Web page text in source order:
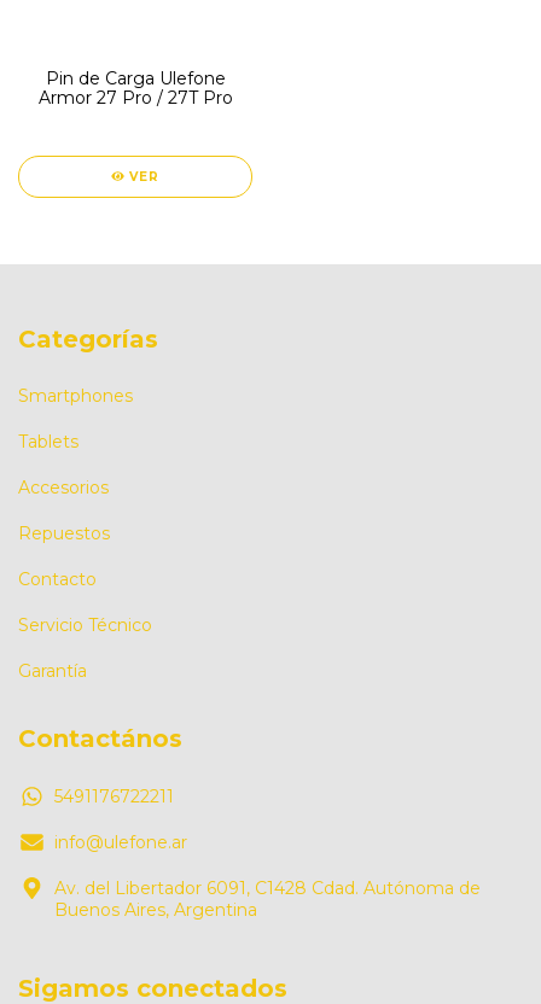
Pin de Carga Ulefone
Armor 27 Pro / 27T Pro
VER
Categorías
Smartphones
Tablets
Accesorios
Repuestos
Contacto
Servicio Técnico
Garantía
Contactános
5491176722211
info@ulefone.ar
Av. del Libertador 6091, C1428 Cdad. Autónoma de
Buenos Aires, Argentina
Sigamos conectados